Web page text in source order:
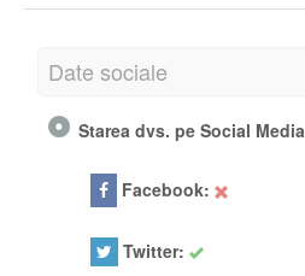
Date sociale
Starea dvs. pe Social Media
Facebook:
Twitter: